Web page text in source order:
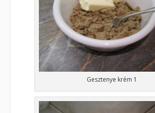
Gesztenye krém 1